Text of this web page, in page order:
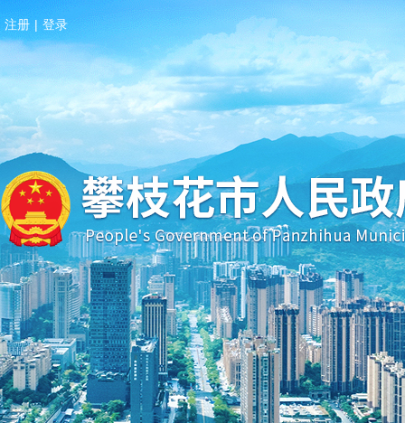
注册 | 登录